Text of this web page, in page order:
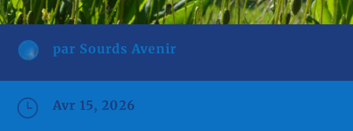
par Sourds Avenir
} Avr 15, 2026